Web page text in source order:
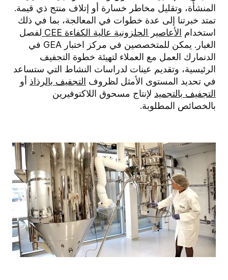
المنشأة، وتقليل مخاطر خسارة أو إتلاف منتج ذي قيمة.
تمتد خبرتنا إلى عدة خطوات في المعالجة، بما في ذلك
استخدام الأعاصير الحلزونية عالية الكفاءة CEE
لفصل
الغبار. يمكن للمتخصصين في مركز اختبار GEA في
الدنمارك العمل مع العملاء لتهيئة خطوة التجفيف
الرئيسية، وتقديم عينات لدراسات النشاط التي ستساعد
في تحديد المستوى الأمثل لظروف التجفيف بالرذاذ أو
التجفيف بالتجميد لإنتاج مسحوق اللاكتوفيرين
بالخصائص المطلوبة.